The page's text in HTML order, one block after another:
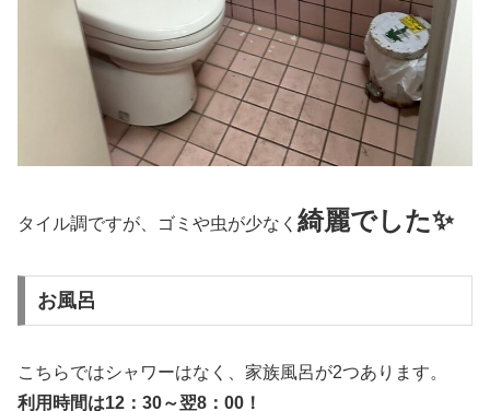
タイル調ですが、ゴミや虫が少なく 綺麗でした✨
お風呂
こちらではシャワーはなく、家族風呂が2つあります。
利用時間は12：30～翌8：00！